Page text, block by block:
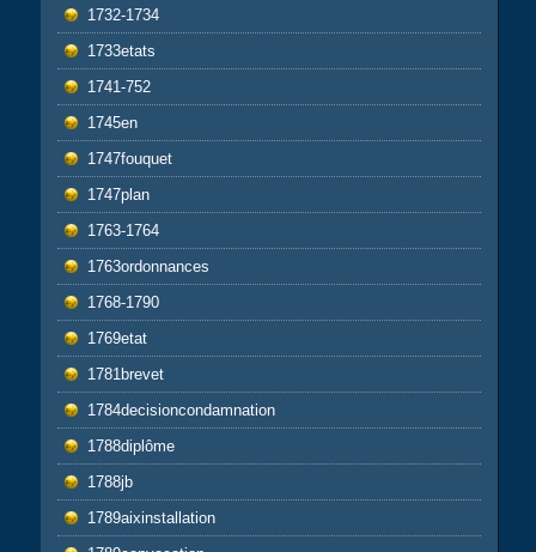
1732-1734
1733etats
1741-752
1745en
1747fouquet
1747plan
1763-1764
1763ordonnances
1768-1790
1769etat
1781brevet
1784decisioncondamnation
1788diplôme
1788jb
1789aixinstallation